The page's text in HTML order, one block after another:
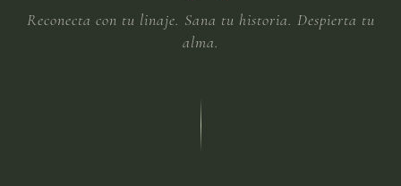
Reconecta con tu linaje. Sana tu historia. Despierta tu
alma.